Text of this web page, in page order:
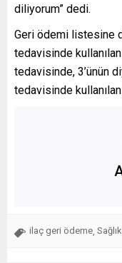
diliyorum” dedi.
Geri ödemi listesine
tedavisinde kullanılan
tedavisinde, 3’ünün
tedavisinde
ilaç geri ödeme Sağlık